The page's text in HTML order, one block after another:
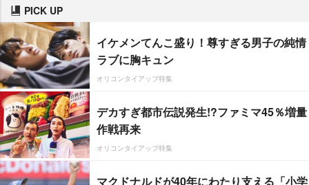
PICK UP
イケメンてんこ盛り！尊すぎる男子の純情
ラブに胸キュン
オリコンタイアップ特集
デカすぎ都市伝説発生!?ファミマ45％増量
作戦再来
オリコンタイアップ特集
マクドナルドが40年にわたり支える「小学